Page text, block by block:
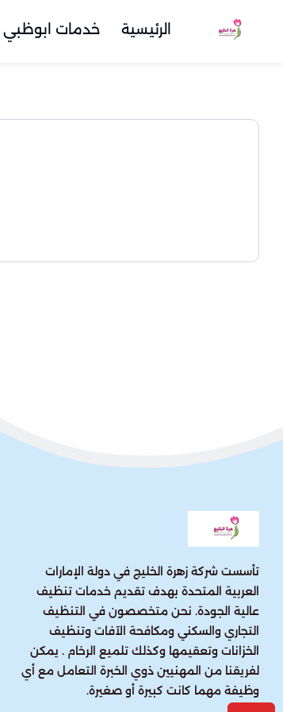
الرئيسية خدمات ابوظبي
تأسست شركة زهرة الخليج في دولة الإمارات
العربية المتحدة بهدف تقديم خدمات تنظيف
عالية الجودة. نحن متخصصون في التنظيف
التجاري والسكني ومكافحة الآفات وتنظيف
الخزانات وتعقيمها وكذلك تلميع الرخام . يمكن
لفريقنا من المهنيين ذوي الخبرة التعامل مع أي
وظيفة مهما كانت كبيرة أو صغيرة.